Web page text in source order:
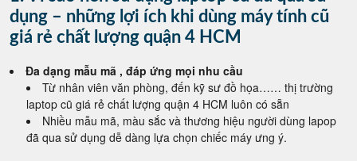
dụng – những lợi ích khi dùng máy tính cũ
giá rẻ chất lượng quận 4 HCM
Đa dạng mẫu mã , đáp ứng mọi nhu cầu
Từ nhân viên văn phòng, đến kỹ sư đồ họa…… thị trường
laptop cũ giá rẻ chất lượng quận 4 HCM luôn có sẵn
Nhiều mẫu mã, màu sắc và thương hiệu người dùng lapop
đã qua sử dụng dễ dàng lựa chọn chiếc máy ưng ý.